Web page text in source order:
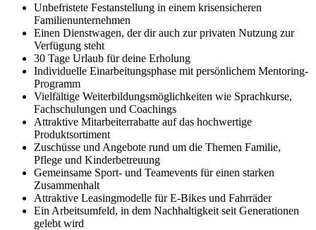
Unbefristete Festanstellung in einem krisensicheren
Familienunternehmen
Einen Dienstwagen, der dir auch zur privaten Nutzung zur
Verfügung steht
30 Tage Urlaub für deine Erholung
Individuelle Einarbeitungsphase mit persönlichem Mentoring-
Programm
Vielfältige Weiterbildungsmöglichkeiten wie Sprachkurse,
Fachschulungen und Coachings
Attraktive Mitarbeiterrabatte auf das hochwertige
Produktsortiment
Zuschüsse und Angebote rund um die Themen Familie,
Pflege und Kinderbetreuung
Gemeinsame Sport- und Teamevents für einen starken
Zusammenhalt
Attraktive Leasingmodelle für E-Bikes und Fahrräder
Ein Arbeitsumfeld, in dem Nachhaltigkeit seit Generationen
gelebt wird